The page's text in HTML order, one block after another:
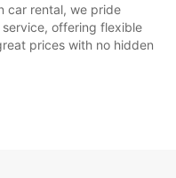
car rental, we pride
offering flexible
prices with no hidden